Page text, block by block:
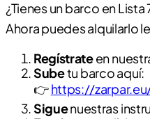
¿Tienes un barco en Lista
Ahora puedes alquilarlo
Regístrateen
Subetu barco aquí:
👉https://
Siguenuestras